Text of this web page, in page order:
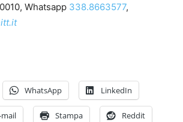
Whatsapp 338.8663577,
WhatsApp LinkedIn
mail Stampa Reddit